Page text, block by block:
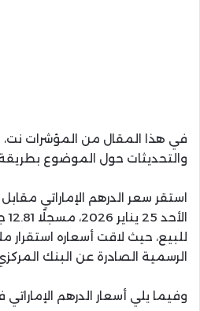
في هذا المقال من المؤشرات نت،
والتحديثات حول الموضوع
استقر سعر الدرهم الإماراتي
للبيع، حيث لاقت أسعاره استقرار
الرسمية الصادرة عن البنك
وفيما يلي أسعار الدرهم الإماراتي